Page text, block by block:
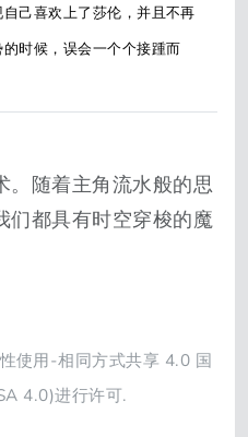
己喜欢上了莎伦，并且不再
时候，误会一个个接踵而
。随着主角流水般的思
们都具有时空穿梭的魔
使用-相同方式共享 4.0 国
4.0)进行许可.